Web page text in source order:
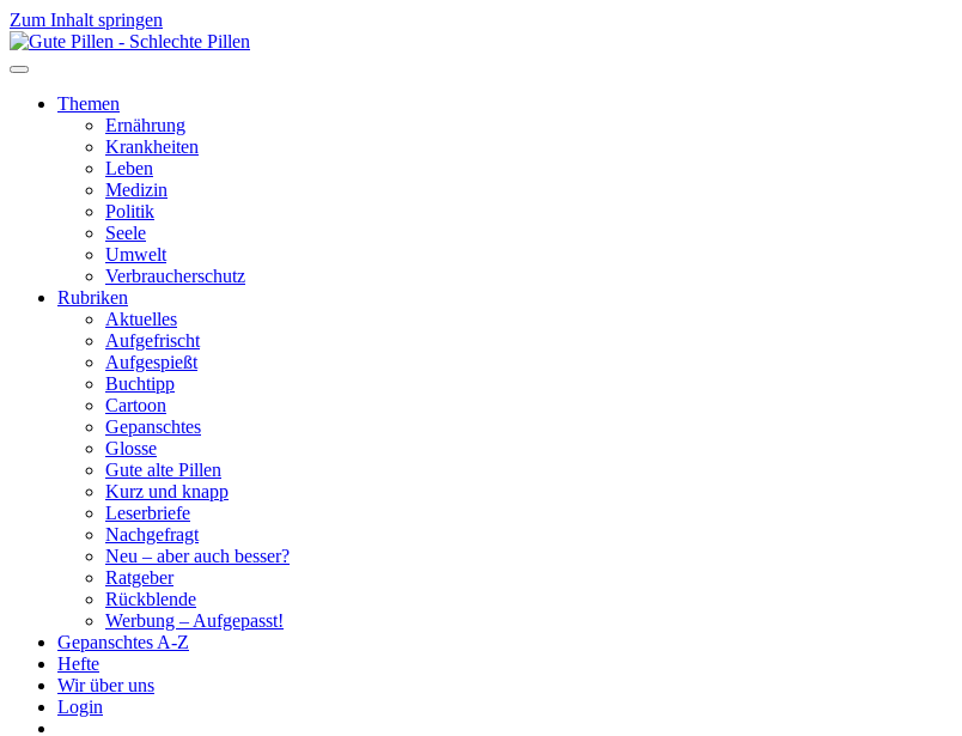
Zum Inhalt springen
Themen
Ernährung
Krankheiten
Leben
Medizin
Politik
Seele
Umwelt
Verbraucherschutz
Rubriken
Aktuelles
Aufgefrischt
Aufgespießt
Buchtipp
Cartoon
Gepanschtes
Glosse
Gute alte Pillen
Kurz und knapp
Leserbriefe
Nachgefragt
Neu – aber auch besser?
Ratgeber
Rückblende
Werbung – Aufgepasst!
Gepanschtes A-Z
Hefte
Wir über uns
Login